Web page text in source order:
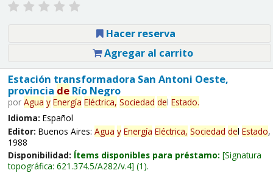
Hacer reserva
Agregar al carrito
Estación transformadora San Antoni Oeste,
provincia deRío Negro
por Agua y Energía Eléctrica, Sociedad del Estado.
Idioma: Español
Editor: Buenos Aires: Agua y Energía Eléctrica, Sociedad del Estado,
1988
Disponibilidad: Ítems disponibles para préstamo: Signatura
topográfica: 621.374.5/A282/v.4 (1).